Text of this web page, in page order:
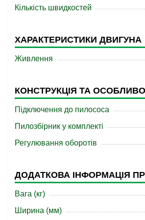
Кількість швидкостей
ХАРАКТЕРИСТИКИ ДВИГУНА
Живлення
КОНСТРУКЦІЯ ТА
Підключення до пилососа
Пилозбірник у комплекті
Регулювання оборотів
ДОДАТКОВА ІНФОРМАЦІЯ
Вага (кг)
Ширина (мм)